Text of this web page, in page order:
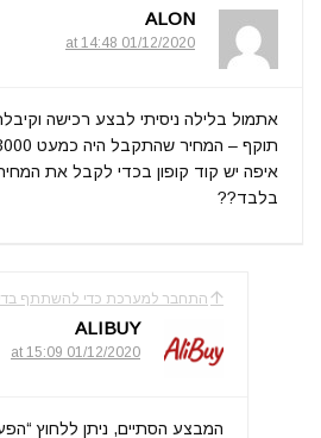
ALON
01/12/2020 at 14:48
אתמול בלילה ניסיתי לבצע רכישה
תוקף – המחיר שהתקבל היה כמעט 3000 ש”ח
בלבד??
התחבר למערכת כדי להשתתף
ALIBUY
01/12/2020 at 15:09
המבצע הסתיים, ניתן ללחוץ